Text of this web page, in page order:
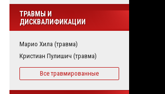
ТРАВМЫ И
ДИСКВАЛИФИКАЦИИ
Марио Хила (травма)
Кристиан Пулишич (травма)
Все травмированные